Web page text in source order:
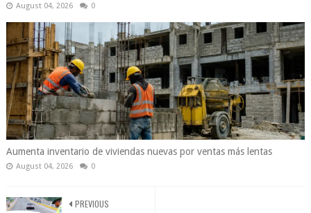
August 04, 2026 0
Aumenta inventario de viviendas nuevas por ventas más lentas
August 04, 2026 0
PREVIOUS